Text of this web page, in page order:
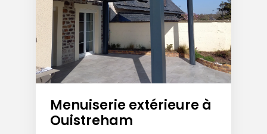
Menuiserie extérieure à
Ouistreham